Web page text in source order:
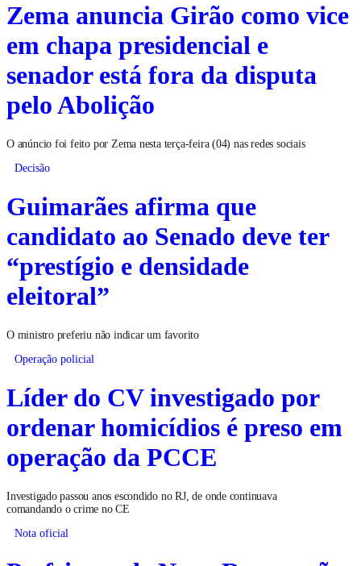
Zema anuncia Girão como vice
em chapa presidencial e
senador está fora da disputa
pelo Abolição
O anúncio foi feito por Zema nesta terça-feira (04) nas redes sociais
Decisão
Guimarães afirma que
candidato ao Senado deve ter
“prestígio e densidade
eleitoral”
O ministro preferiu não indicar um favorito
Operação policial
Líder do CV investigado por
ordenar homicídios é preso em
operação da PCCE
Investigado passou anos escondido no RJ, de onde continuava
comandando o crime no CE
Nota oficial